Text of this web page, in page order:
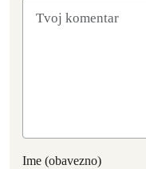
Ime (obavezno)